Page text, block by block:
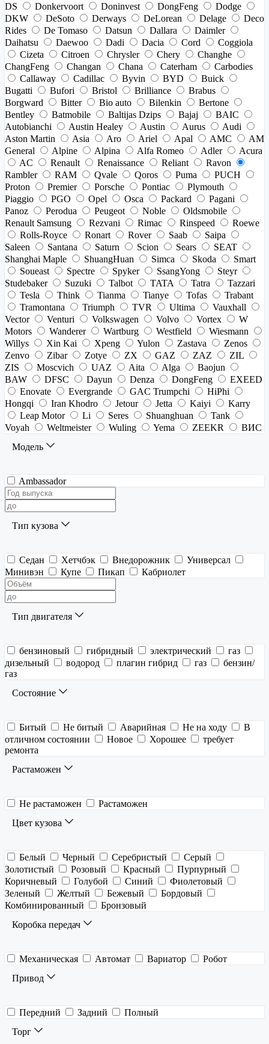
DS
Donkervoort Doninvest DongFeng
Dodge
DKW
DeSoto Derways DeLorean Delage
Deco
Rides
De Tomaso Datsun Dallara
Daimler
Daihatsu
Daewoo Dadi Dacia Cord
Coggiola
Cizeta
Citroen Chrysler Chery
Changhe
ChangFeng
Changan Chana Caterham
Carbodies
Callaway
Cadillac Byvin BYD
Buick
Bugatti
Bufori Bristol Brilliance
Brabus
Borgward
Bitter Bio auto Bilenkin
Bertone
Bentley
Batmobile Baltijas Dzips Bajaj
BAIC
Autobianchi
Austin Healey Austin Aurus
Audi
Aston Martin
Asia Aro Ariel Apal AMC
AM
General
Alpine Alpina Alfa Romeo Adler
Acura
AC
Renault Renaissance Reliant
Ravon
Rambler
RAM Qvale Qoros Puma
PUCH
Proton
Premier Porsche Pontiac
Plymouth
Piaggio
PGO Opel Osca Packard
Pagani
Panoz
Perodua Peugeot Noble
Oldsmobile
Renault Samsung
Rezvani Rimac Rinspeed
Roewe
Rolls-Royce
Ronart Rover Saab
Saipa
Saleen
Santana Saturn Scion Sears
SEAT
Shanghai Maple
ShuangHuan Simca Skoda
Smart
Soueast
Spectre Spyker SsangYong
Steyr
Studebaker
Suzuki Talbot TATA Tatra
Tazzari
Tesla
Think Tianma Tianye Tofas
Trabant
Tramontana
Triumph TVR Ultima
Vauxhall
Vector
Venturi Volkswagen Volvo Vortex
W
Motors
Wanderer Wartburg Westfield
Wiesmann
Willys
Xin Kai Xpeng Yulon Zastava
Zenos
Zenvo
Zibar Zotye ZX GAZ ZAZ
ZIL
ZIS
Moscvich UAZ Aita Alga
Baojun
BAW
DFSC Dayun Denza DongFeng
EXEED
Enovate
Evergrande GAC Trumpchi
HiPhi
Hongqi
Iran Khodro Jetour Jetta Kaiyi
Karry
Leap Motor
Li Seres Shuanghuan
Tank
Voyah
Weltmeister Wuling Yema ZEEKR
ВИС
Модель
Ambassador
Тип кузова
Седан Хетчбэк Внедорожник
Универсал
Минивэн
Купе Пикап Кабриолет
Тип двигателя
бензиновый гибридный электрический
газ
дизельный
водород плагин гибрид газ
бензин/
газ
Состояние
Битый Не битый Аварийная Не на ходу
В
отличном состоянии
Новое Хорошее
требует
ремонта
Растаможен
Не растаможен
Растаможен
Цвет кузова
Белый Черный Серебристый
Серый
Золотистый
Розовый Красный
Пурпурный
Коричневый
Голубой Синий
Фиолетовый
Зеленый
Желтый Бежевый
Бордовый
Комбинированный
Бронзовый
Коробка передач
Механическая Автомат Вариатор
Робот
Привод
Передний Задний
Полный
Торг